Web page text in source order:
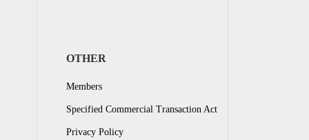
OTHER
Members
Specified Commercial Transaction Act
Privacy Policy